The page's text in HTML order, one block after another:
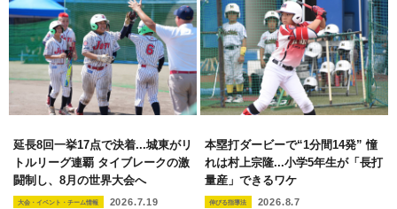
延長8回一挙17点で決着...城東がリ
トルリーグ連覇 タイブレークの激
闘制し、8月の世界大会へ
大会・イベント・チーム情報 2026.7.19
本塁打ダービーで“1分間14発” 憧
れは村上宗隆...小学5年生が「長打
量産」できるワケ
伸びる指導法 2026.8.7